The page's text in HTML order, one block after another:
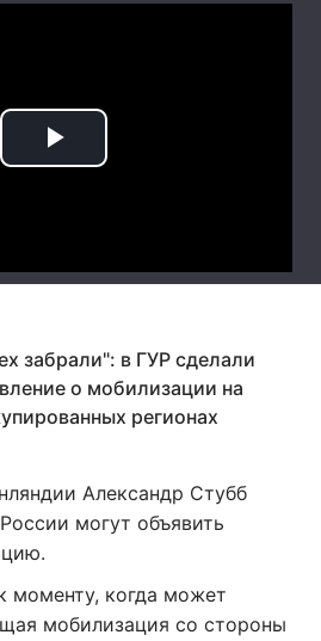
забрали": в ГУР сделали
о мобилизации на
регионах
Александр Стубб
могут объявить
когда может
мобилизация со стороны